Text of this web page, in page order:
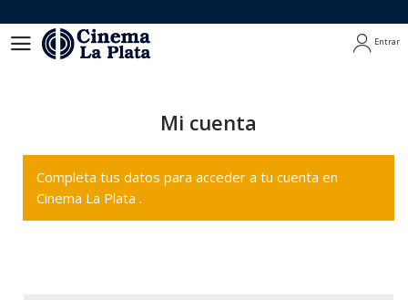
Entrar
Mi cuenta
Completa tus datos para acceder a tu cuenta en
Cinema La Plata .